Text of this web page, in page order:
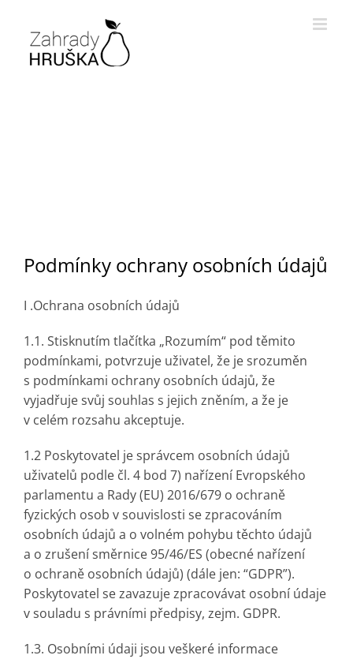
content
Podmínky ochrany osobních údajů
I .Ochrana osobních údajů
1.1. Stisknutím tlačítka „Rozumím“ pod těmito
podmínkami, potvrzuje uživatel, že je srozuměn
s podmínkami ochrany osobních údajů, že
vyjadřuje svůj souhlas s jejich zněním, a že je
v celém rozsahu akceptuje.
1.2 Poskytovatel je správcem osobních údajů
uživatelů podle čl. 4 bod 7) nařízení Evropského
parlamentu a Rady (EU) 2016/679 o ochraně
fyzických osob v souvislosti se zpracováním
osobních údajů a o volném pohybu těchto údajů
a o zrušení směrnice 95/46/ES (obecné nařízení
o ochraně osobních údajů) (dále jen: “GDPR”).
Poskytovatel se zavazuje zpracovávat osobní údaje
v souladu s právními předpisy, zejm. GDPR.
1.3. Osobními údaji jsou veškeré informace